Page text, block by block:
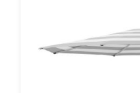
Glatz parasoldoeken